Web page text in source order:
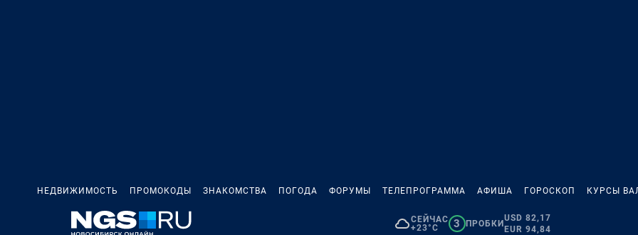
НЕДВИЖИМОСТЬ ПРОМОКОДЫ ЗНАКОМСТВА ПОГОДА ФОРУМЫ ТЕЛЕПРОГРАММА АФИША ГОРОСКОП КУРСЫ
СЕЙЧАС
+23°C
3 ПРОБКИ
USD 82,17
EUR 94,84